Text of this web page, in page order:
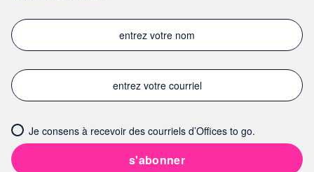
Je consens à recevoir des courriels d’Offices to go.
s'abonner